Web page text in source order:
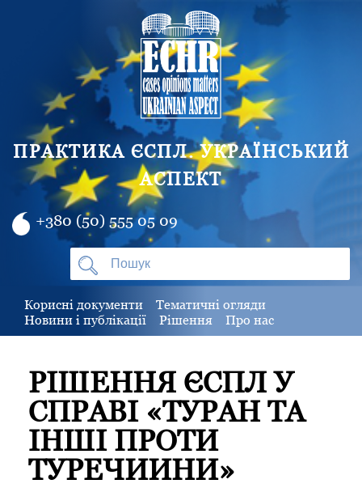
ПРАКТИКА ЄСПЛ. УКРАЇНСЬКИЙ
АСПЕКТ
+380 (50) 555 05 09
Корисні документи
Тематичні огляди
Новини і публікації
Рішення Про нас
РІШЕННЯ ЄСПЛ У
СПРАВІ «ТУРАН ТА
ІНШІ ПРОТИ
ТУРЕЧИИНИ»